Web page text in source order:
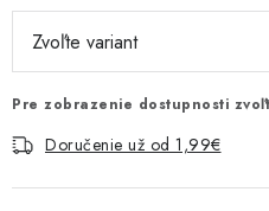
Pre zobrazenie dostupnosti
Doručenie už od 1,99€